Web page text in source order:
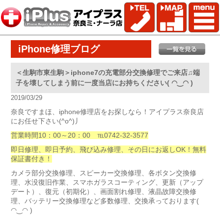
iPhone修理ブログ
＜生駒市東生駒＞iphone7の充電部分交換修理でご来店♫端
子を壊してしまう前に一度当店にお持ちください( ◠‿◠ )
2019/03/29
奈良ですまほ、iphone修理店をお探しなら！アイプラス奈良店
にお任せ下さい(^o^)丿
営業時間10：00～20：00 ℡0742-32-3577
即日修理、即日予約、飛び込み修理、その日にお返しOK！無料
保証書付き！
カメラ部分交換修理、スピーカー交換修理、各ボタン交換修
理、水没復旧作業、スマホガラスコーティング、更新（アップ
デート）、復元（初期化）、画面割れ修理、液晶故障交換修
理、バッテリー交換修理など多数修理、交換承っております(
◠‿◠ )